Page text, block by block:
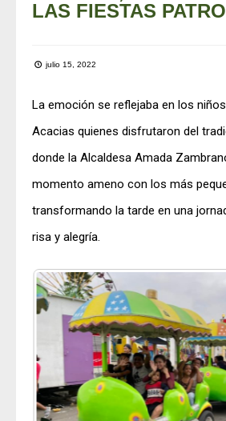
LAS FIESTAS
julio 15, 2022
La emoción se reflejaba en los
Acacias quienes disfrutaron del
donde la Alcaldesa Amada
momento ameno con los más
transformando la tarde en una
risa y alegría.